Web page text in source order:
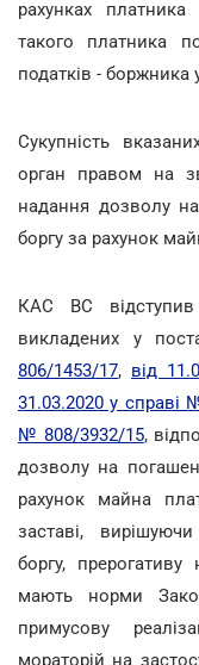
рахунках
такого платника
податків - боржника
Сукупність
орган правом на
надання дозволу
боргу за рахунок
КАС ВС відступив
викладених у
806/1453/17, від
31.03.2020 у справі
№ 808/3932/15,
дозволу на
рахунок майна
заставі,
боргу,
мають норми
примусову
мораторій на